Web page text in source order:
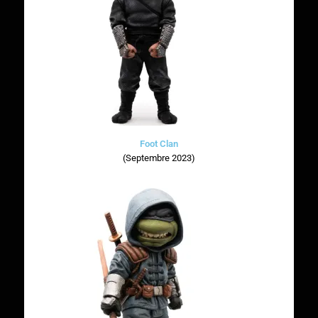
Foot Clan
(Septembre 2023)